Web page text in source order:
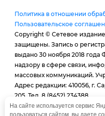
Политика в отношении
Пользовательское
Copyright © Сетевое
защищены. Запись о
выдано 30 ноября 2018
надзору в сфере связи,
массовых коммуникаций.
Адрес редакции: 410056, г.
205. Тел. 8 (8452) 234388.
E-mail:
На сайте используется сервис
пользоваться сайтом, вы даете